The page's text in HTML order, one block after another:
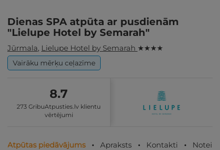
Dienas SPA atpūta ar pusdienām
"Lielupe Hotel by Semarah"
Jūrmala, Lielupe Hotel by Semarah ★ ★ ★ ★
Vairāku mērķu ceļazīme
8.7
273 GribuAtpusties.lv klientu
vērtējumi
Atpūtas piedāvājums Apraksts Kontakti